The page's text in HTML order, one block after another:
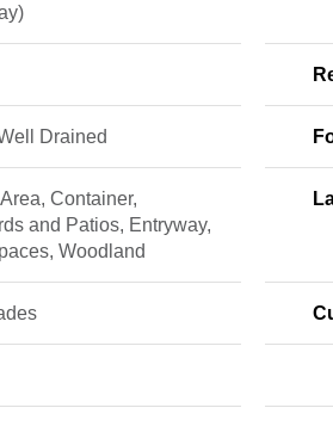
Drained
Container,
and Patios, Entryway,
Woodland